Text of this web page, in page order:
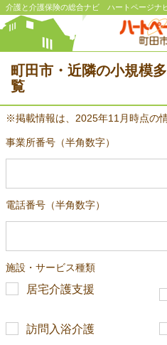
介護と介護保険の総合ナビ ハートページナ
町田市・近隣の小規模
覧
※掲載情報は、2025年11月時点の情
事業所番号（半角数字）
電話番号（半角数字）
施設・サービス種類
居宅介護支援
訪問入浴介護